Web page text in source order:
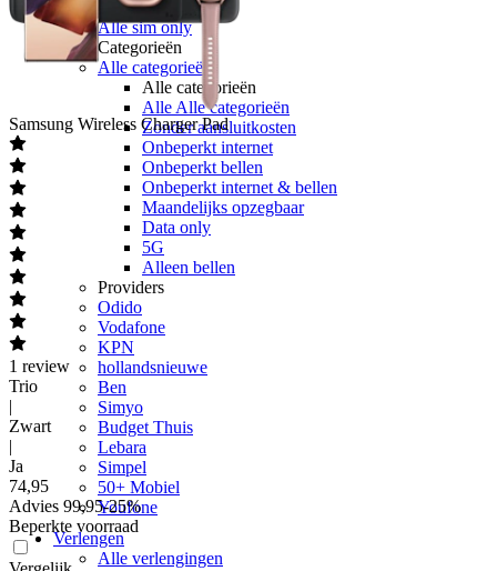
Sim only
Alle sim only
Categorieën
Alle categorieën
Alle categorieën
Alle Alle categorieën
Zonder aansluitkosten
Onbeperkt internet
Onbeperkt bellen
Onbeperkt internet & bellen
Maandelijks opzegbaar
Data only
5G
Alleen bellen
Providers
Odido
Vodafone
KPN
hollandsnieuwe
Ben
Simyo
Budget Thuis
Lebara
Simpel
50+ Mobiel
Youfone
Verlengen
Alle verlengingen
Samsung Wireless Charger Pad
1 review
Trio
|
Zwart
|
Ja
74,95
Advies 99,95-25%
Beperkte voorraad